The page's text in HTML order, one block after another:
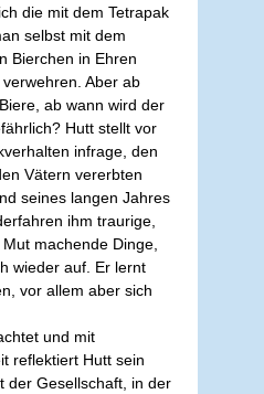
die mit dem Tetrapak
selbst mit dem
Bierchen in Ehren
Aber ab
ab wann wird der
Hutt stellt vor
infrage, den
Vätern vererbten
seines langen Jahres
ihm traurige,
machende Dinge,
wieder auf. Er lernt
vor allem aber sich
und mit
reflektiert Hutt sein
der Gesellschaft, in der